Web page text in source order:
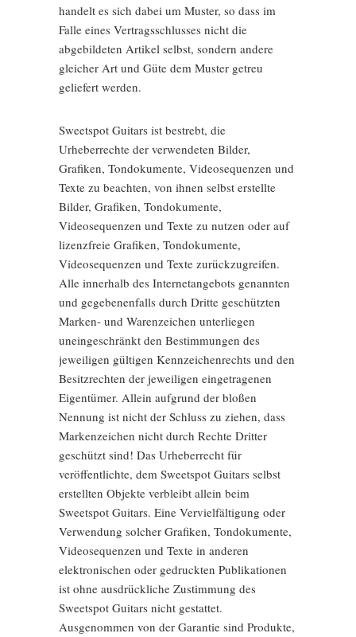
handelt es sich dabei um Muster, so dass im
Falle eines Vertragsschlusses nicht die
abgebildeten Artikel selbst, sondern andere
gleicher Art und Güte dem Muster getreu
geliefert werden.
Sweetspot Guitars ist bestrebt, die
Urheberrechte der verwendeten Bilder,
Grafiken, Tondokumente, Videosequenzen und
Texte zu beachten, von ihnen selbst erstellte
Bilder, Grafiken, Tondokumente,
Videosequenzen und Texte zu nutzen oder auf
lizenzfreie Grafiken, Tondokumente,
Videosequenzen und Texte zurückzugreifen.
Alle innerhalb des Internetangebots genannten
und gegebenenfalls durch Dritte geschützten
Marken- und Warenzeichen unterliegen
uneingeschränkt den Bestimmungen des
jeweiligen gültigen Kennzeichenrechts und den
Besitzrechten der jeweiligen eingetragenen
Eigentümer. Allein aufgrund der bloßen
Nennung ist nicht der Schluss zu ziehen, dass
Markenzeichen nicht durch Rechte Dritter
geschützt sind! Das Urheberrecht für
veröffentlichte, dem Sweetspot Guitars selbst
erstellten Objekte verbleibt allein beim
Sweetspot Guitars. Eine Vervielfältigung oder
Verwendung solcher Grafiken, Tondokumente,
Videosequenzen und Texte in anderen
elektronischen oder gedruckten Publikationen
ist ohne ausdrückliche Zustimmung des
Sweetspot Guitars nicht gestattet.
Ausgenommen von der Garantie sind Produkte,